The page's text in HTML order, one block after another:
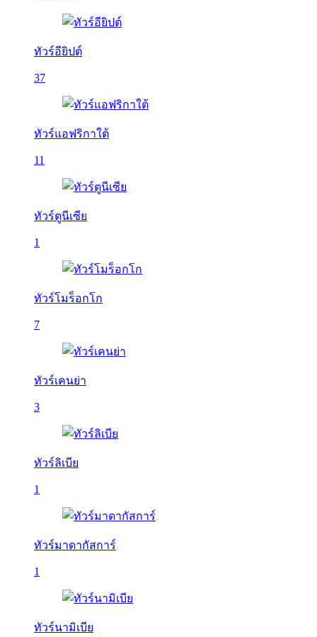
ทัวร์อียิปต์
37
ทัวร์แอฟริกาใต้
11
ทัวร์ตูนีเซีย
1
ทัวร์โมร็อกโก
7
ทัวร์เคนย่า
3
ทัวร์ลิเบีย
1
ทัวร์มาดากัสการ์
1
ทัวร์นามิเบีย